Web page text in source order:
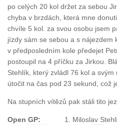
po celých 20 kol držet za sebou
chyba v brzdách, která mne
chvíle 5 kol. za svou osobu jsem
jízdy sám se sebou a s nájezdem
v předposledním kole předejet
postoupil na 4 příčku za Jirkou.
Stehlík, který zvládl 76 kol a
útočit na čas pod 23 sekund, což
Na stupních vítězů pak stáli tito
Open GP: 1. Miloslav Stehlík;